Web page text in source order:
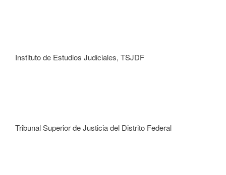
Instituto de Estudios Judiciales, TSJDF
Tribunal Superior de Justicia del Distrito Federal